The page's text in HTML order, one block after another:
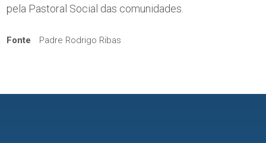
pela Pastoral Social das comunidades.
Fonte Padre Rodrigo Ribas